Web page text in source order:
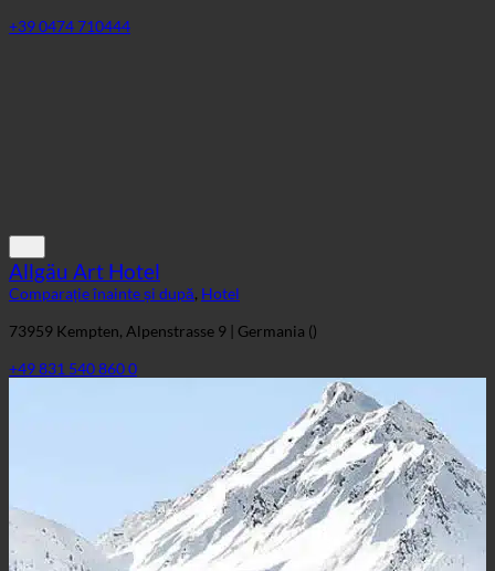
+39 0474 710444
Allgäu Art Hotel
Comparație înainte și după, Hotel
73959 Kempten, Alpenstrasse 9 | Germania ()
+49 831 540 860 0